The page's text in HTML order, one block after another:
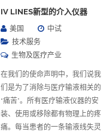
IV LINES新型的介入仪器
美国
中试
技术服务
生物及医疗产业
在我们的使命声明中，我们说我
们是为了消除与医疗输液相关的
“痛苦”。所有医疗输液仪器的安
装、使用或移除都有物理上的疼
痛。每当患者的一条输液线失灵